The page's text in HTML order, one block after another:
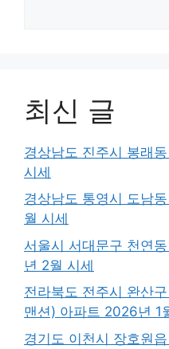
최신 글
경상남도 진주시 봉래
시세
경상남도 통영시 도남
월 시세
서울시 서대문구 천연
년 2월 시세
전라북도 전주시 완산
맨션) 아파트 2026년 1
경기도 이천시 장호원